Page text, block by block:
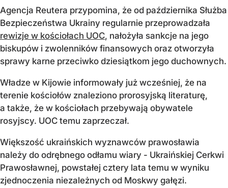
Agencja Reutera przypomina, że od października Służba
Bezpieczeństwa Ukrainy regularnie przeprowadzała
rewizje w kościołach UOC, nałożyła sankcje na jego
biskupów i zwolenników finansowych oraz otworzyła
sprawy karne przeciwko dziesiątkom jego duchownych.
Władze w Kijowie informowały już wcześniej, że na
terenie kościołów znaleziono prorosyjską literaturę,
a także, że w kościołach przebywają obywatele
rosyjscy. UOC temu zaprzeczał.
Większość ukraińskich wyznawców prawosławia
należy do odrębnego odłamu wiary - Ukraińskiej Cerkwi
Prawosławnej, powstałej cztery lata temu w wyniku
zjednoczenia niezależnych od Moskwy gałęzi.